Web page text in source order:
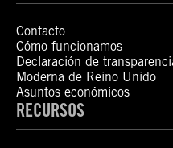
Contacto
Cómo funcionamos
Declaración de
Moderna de Reino Unido
Asuntos económicos
RECURSOS